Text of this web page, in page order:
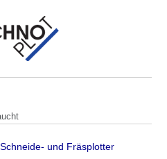
und Fräsplotter